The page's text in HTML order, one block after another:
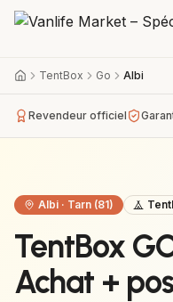
TentBox Go Albi
Revendeur officiel
Albi · Tarn (81)
TentBox
Achat +